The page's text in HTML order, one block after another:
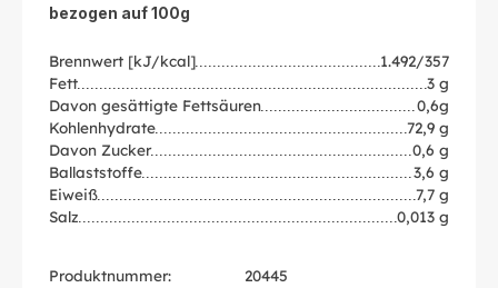
bezogen auf 100g
Brennwert [kJ/kcal]
1.492/357
Fett
3 g
Davon gesättigte Fettsäuren
0,6g
Kohlenhydrate
72,9 g
Davon Zucker
0,6 g
Ballaststoffe
3,6 g
Eiweiß
7,7 g
Salz
0,013 g
Produktnummer:
20445